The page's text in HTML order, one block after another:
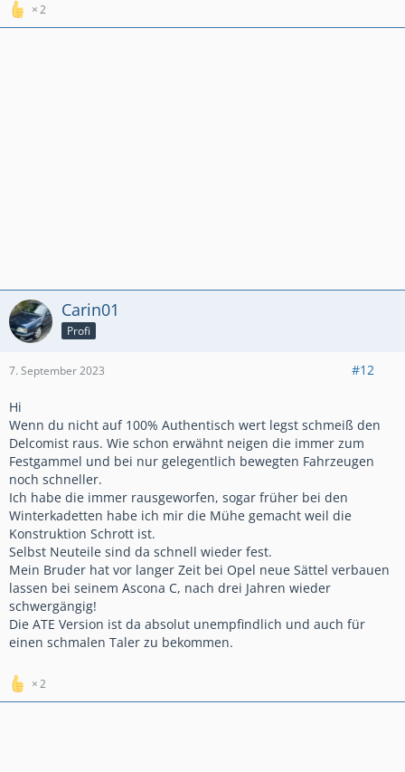
2
Carin01
Profi
7. September 2023 #12
Hi
Wenn du nicht auf 100% Authentisch wert legst schmeiß den
Delcomist raus. Wie schon erwähnt neigen die immer zum
Festgammel und bei nur gelegentlich bewegten Fahrzeugen
noch schneller.
Ich habe die immer rausgeworfen, sogar früher bei den
Winterkadetten habe ich mir die Mühe gemacht weil die
Konstruktion Schrott ist.
Selbst Neuteile sind da schnell wieder fest.
Mein Bruder hat vor langer Zeit bei Opel neue Sättel verbauen
lassen bei seinem Ascona C, nach drei Jahren wieder
schwergängig!
Die ATE Version ist da absolut unempfindlich und auch für
einen schmalen Taler zu bekommen.
2